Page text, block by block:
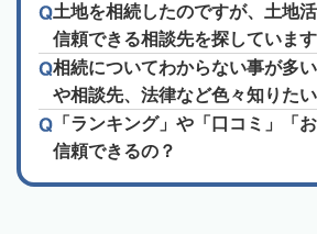
土地を相続したのですが、土地
信頼できる相談先を探しています
相続についてわからない事が多
や相談先、法律など色々知りたい
「ランキング」や「口コミ」「
信頼できるの？